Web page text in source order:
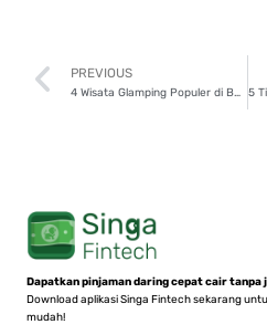
Prev
PREVIOUS
Dapatkan pinjaman daring cepat cair
Download aplikasi Singa Fintech sekarang
mudah!